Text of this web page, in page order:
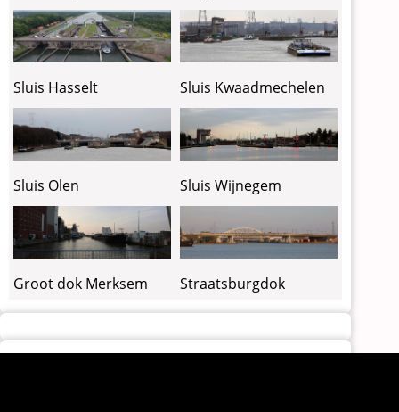
Sluis Hasselt Sluis Kwaadmechelen
Sluis Olen Sluis Wijnegem
Groot dok Merksem Straatsburgdok